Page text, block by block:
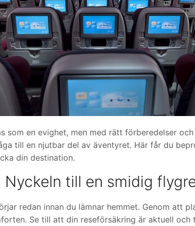
som en evighet, men med rätt förberedelser
till en njutbar del av äventyret. Här får du
din destination.
Nyckeln till en smidig
redan innan du lämnar hemmet. Genom att
Se till att din reseförsäkring är aktuell och